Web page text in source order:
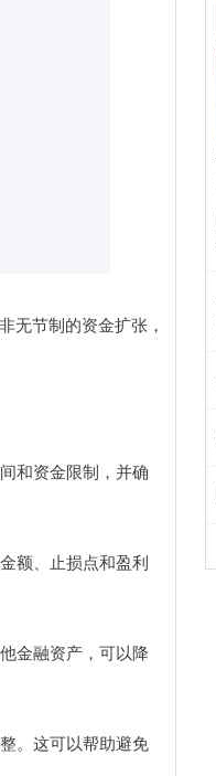
无节制的资金扩张，
和资金限制，并确
额、止损点和盈利
金融资产，可以降
。这可以帮助避免